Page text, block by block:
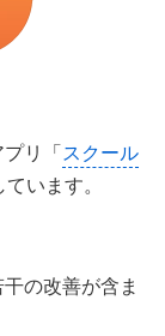
プリ「スクール
います。
の改善が含ま